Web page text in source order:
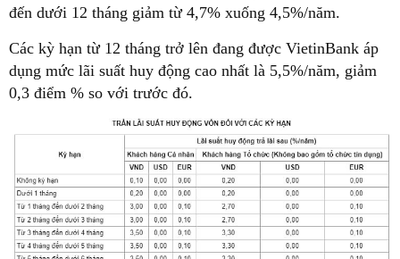
đến dưới 12 tháng giảm từ 4,7% xuống 4,5%/năm.
Các kỳ hạn từ 12 tháng trở lên đang được VietinBank áp
dụng mức lãi suất huy động cao nhất là 5,5%/năm, giảm
0,3 điểm % so với trước đó.